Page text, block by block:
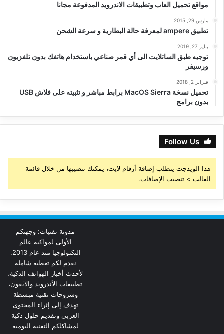
مواقع تحميل العاب وتطبيقات الاندرويد المدفوعة مجانا
مارس 29, 2015
تطبيق ampere لمعرفة حالة البطارية و سرعة الشحن
يناير 27, 2019
توجيه طبق الساتلايت الى أي قمر صناعي باستخدام هاتفك بدون تلفزيون
ورسيفر
فبراير 2, 2018
تحميل نسخة MacOS Sierra برابط مباشر و تثبيته على فلاش USB
بدون برامج
Follow Us
هذا الويدجت يتطلب إضافة أرقام لايت، يمكنك تنصيبها من خلال قائمة
القالب > تنصيب الإضافات.
مدونة تقنيات: وجهتكم
الأولى لمواكبة عالم
التكنولوجيا منذ عام 2013.
نقدم لكم تغطية شاملة
لأحدث أخبار الهواتف الذكية،
تطبيقات الأندرويد والآيفون،
وشروحات تقنية مبسطة
تهدف إلى إثراء المحتوى
العربي وتقديم حلول ذكية
لمشاكلكم التقنية اليومية